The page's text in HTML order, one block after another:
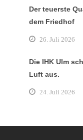
Der teuerste
dem Friedhof
26. Juli 2026
Die IHK Ulm
Luft aus.
24. Juli 2026